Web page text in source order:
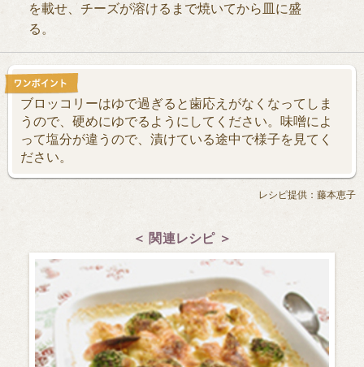
を載せ、チーズが溶けるまで焼いてから皿に盛
る。
ブロッコリーはゆで過ぎると歯応えがなくなってしま
うので、硬めにゆでるようにしてください。味噌によ
って塩分が違うので、漬けている途中で様子を見てく
ださい。
レシピ提供：藤本恵子
＜ 関連レシピ ＞